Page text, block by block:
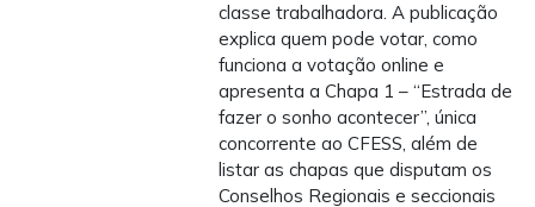
classe trabalhadora. A publicação
explica quem pode votar, como
funciona a votação online e
apresenta a Chapa 1 – “Estrada de
fazer o sonho acontecer”, única
concorrente ao CFESS, além de
listar as chapas que disputam os
Conselhos Regionais e seccionais